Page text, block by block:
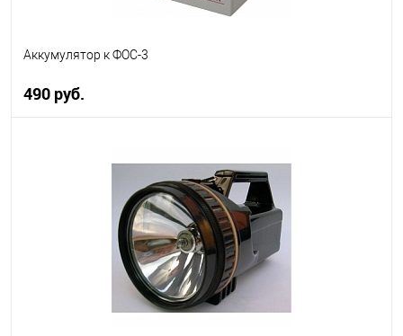
Аккумулятор к ФОС-3
490 руб.
В наличии